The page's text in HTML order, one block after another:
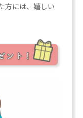
方には、嬉しい